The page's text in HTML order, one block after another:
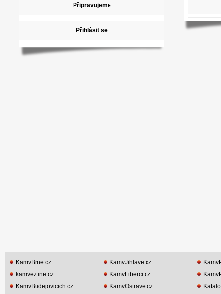
Připravujeme
Přihlásit se
KamvBrne.cz
kamvezline.cz
KamvBudejovicich.cz
KamvJihlave.cz
KamvLiberci.cz
KamvOstrave.cz